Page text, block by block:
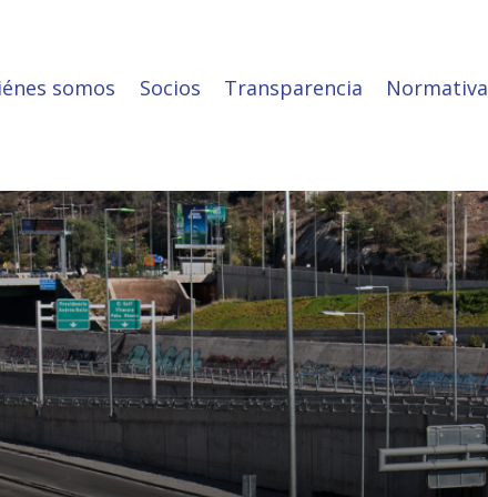
somos Socios Transparencia Normativa